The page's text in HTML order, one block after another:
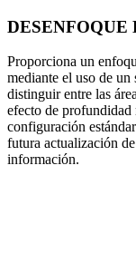
DESENFOQUE
Proporciona un
mediante el uso de un
distinguir entre las
efecto de profundidad
configuración
futura actualización
información.